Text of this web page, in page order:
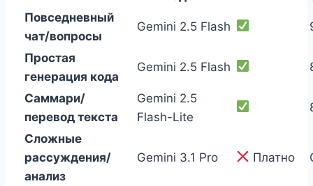
Повседневный
чат/вопросы
Gemini 2.5 Flash
Простая
генерация кода
Gemini 2.5 Flash
Саммари/
перевод текста
Gemini 2.5
Flash-Lite
Сложные
рассуждения/
анализ
Gemini 3.1 Pro Платно